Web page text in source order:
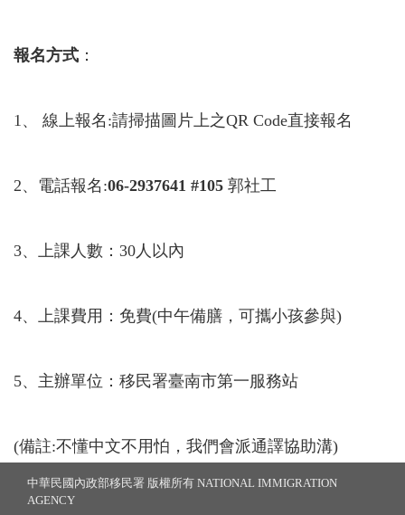
報名方式 ：
1、 線上報名 :請掃描圖片上之QR Code直接報名
2、電話報名 :06-2937641 #105 郭社工
3、上課人數： 30 人以內
4、上課費用：免費(中午備膳，可攜小孩參與)
5、主辦單位：移民署臺南市第一服務站
(備註:不懂中文不用怕，我們會派通譯協助溝)
中華民國內政部移民署 版權所有 NATIONAL IMMIGRATION
AGENCY